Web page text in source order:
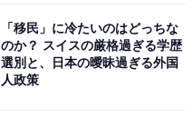
「移民」に冷たいのはどっちな
のか？ スイスの厳格過ぎる学歴
選別と、日本の曖昧過ぎる外国
人政策